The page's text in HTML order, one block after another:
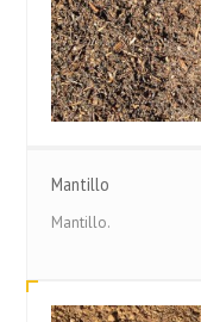
Mantillo
Mantillo.